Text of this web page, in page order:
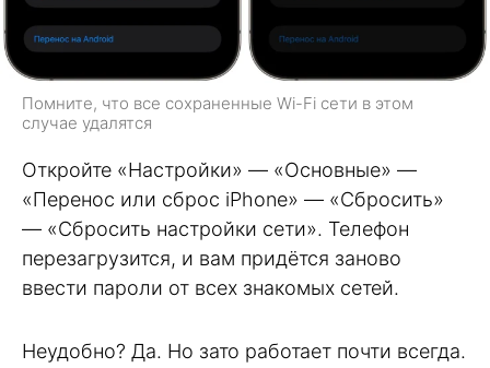
Помните, что все сохраненные Wi-Fi сети в этом
случае удалятся
Откройте «Настройки» — «Основные» —
«Перенос или сброс iPhone» — «Сбросить»
— «Сбросить настройки сети». Телефон
перезагрузится, и вам придётся заново
ввести пароли от всех знакомых сетей.
Неудобно? Да. Но зато работает почти всегда.